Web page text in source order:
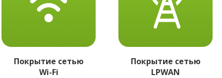
Покрытие сетью
Wi-Fi
Покрытие сетью
LPWAN